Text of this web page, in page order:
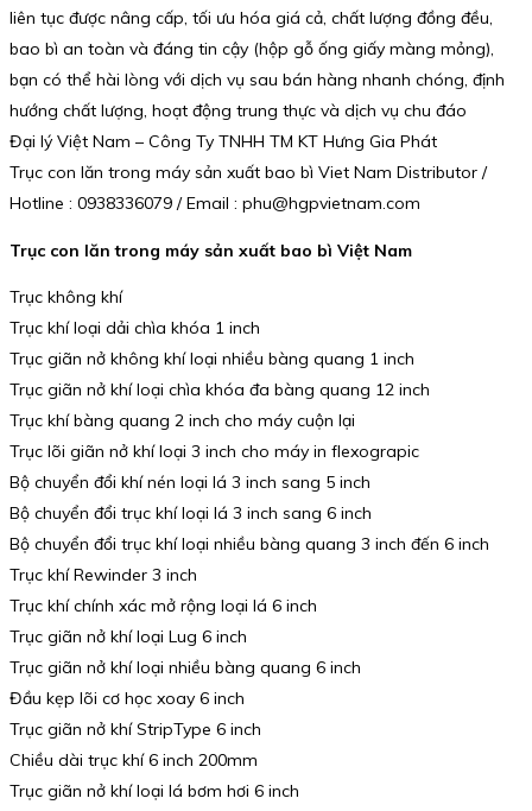
liên tục được nâng cấp, tối ưu hóa giá cả, chất lượng đồng đều,
bao bì an toàn và đáng tin cậy (hộp gỗ ống giấy màng mỏng),
bạn có thể hài lòng với dịch vụ sau bán hàng nhanh chóng, định
hướng chất lượng, hoạt động trung thực và dịch vụ chu đáo
Đại lý Việt Nam – Công Ty TNHH TM KT Hưng Gia Phát
Trục con lăn trong máy sản xuất bao bì Viet Nam Distributor /
Hotline : 0938336079 / Email : phu@hgpvietnam.com
Trục con lăn trong máy sản xuất bao bì Việt Nam
Trục không khí
Trục khí loại dải chìa khóa 1 inch
Trục giãn nở không khí loại nhiều bàng quang 1 inch
Trục giãn nở khí loại chìa khóa đa bàng quang 12 inch
Trục khí bàng quang 2 inch cho máy cuộn lại
Trục lõi giãn nở khí loại 3 inch cho máy in flexograpic
Bộ chuyển đổi khí nén loại lá 3 inch sang 5 inch
Bộ chuyển đổi trục khí loại lá 3 inch sang 6 inch
Bộ chuyển đổi trục khí loại nhiều bàng quang 3 inch đến 6 inch
Trục khí Rewinder 3 inch
Trục khí chính xác mở rộng loại lá 6 inch
Trục giãn nở khí loại Lug 6 inch
Trục giãn nở khí loại nhiều bàng quang 6 inch
Đầu kẹp lõi cơ học xoay 6 inch
Trục giãn nở khí StripType 6 inch
Chiều dài trục khí 6 inch 200mm
Trục giãn nở khí loại lá bơm hơi 6 inch